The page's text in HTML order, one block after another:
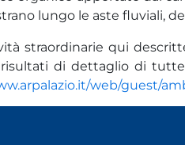
lungo le aste fluviali,
straordinarie qui
di dettaglio di
web/guest/